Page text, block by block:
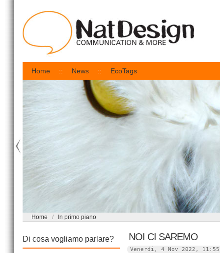
Home News EcoTags
Home In primo piano
NOI CI SAREMO
Venerdi, 4 Nov 2022,
Di cosa vogliamo parlare?